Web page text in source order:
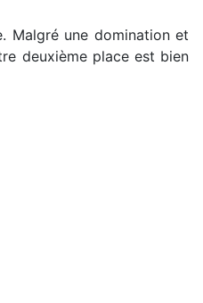
Malgré une domination et
deuxième place est bien